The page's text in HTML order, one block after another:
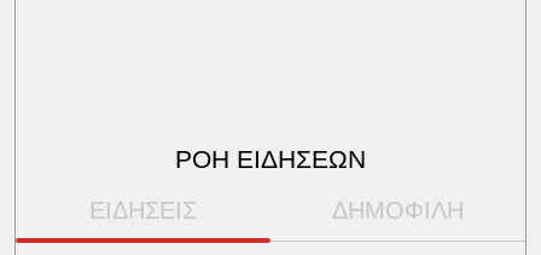
ΡΟΗ ΕΙΔΗΣΕΩΝ
ΕΙΔΗΣΕΙΣ ΔΗΜΟΦΙΛΗ